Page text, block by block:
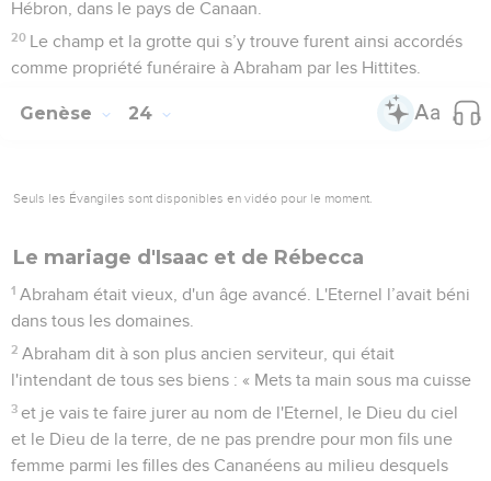
Hébron, dans le pays de Canaan.
20 Le champ et la grotte qui s’y trouve furent ainsi accordés
comme propriété funéraire à Abraham par les Hittites.
Genèse 24
Seuls les Évangiles sont disponibles en vidéo pour le moment.
Le mariage d'Isaac et de Rébecca
1 Abraham était vieux, d'un âge avancé. L'Eternel l’avait béni
dans tous les domaines.
2 Abraham dit à son plus ancien serviteur, qui était
l'intendant de tous ses biens : « Mets ta main sous ma cuisse
3 et je vais te faire jurer au nom de l'Eternel, le Dieu du ciel
et le Dieu de la terre, de ne pas prendre pour mon fils une
femme parmi les filles des Cananéens au milieu desquels